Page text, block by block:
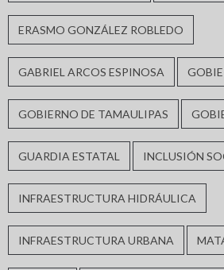
ERASMO GONZÁLEZ ROBLEDO
GABRIEL ARCOS ESPINOSA
GOBIERNO DE TAMAULIPAS
GUARDIA ESTATAL INCLUSIÓN
INFRAESTRUCTURA HIDRÁULICA
INFRAESTRUCTURA URBANA